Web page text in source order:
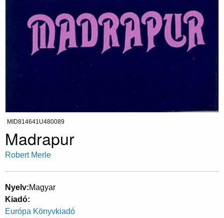
MID814641U480089
Madrapur
Robert Merle
Nyelv Magyar
Kiadó
Európa Könyvkiadó